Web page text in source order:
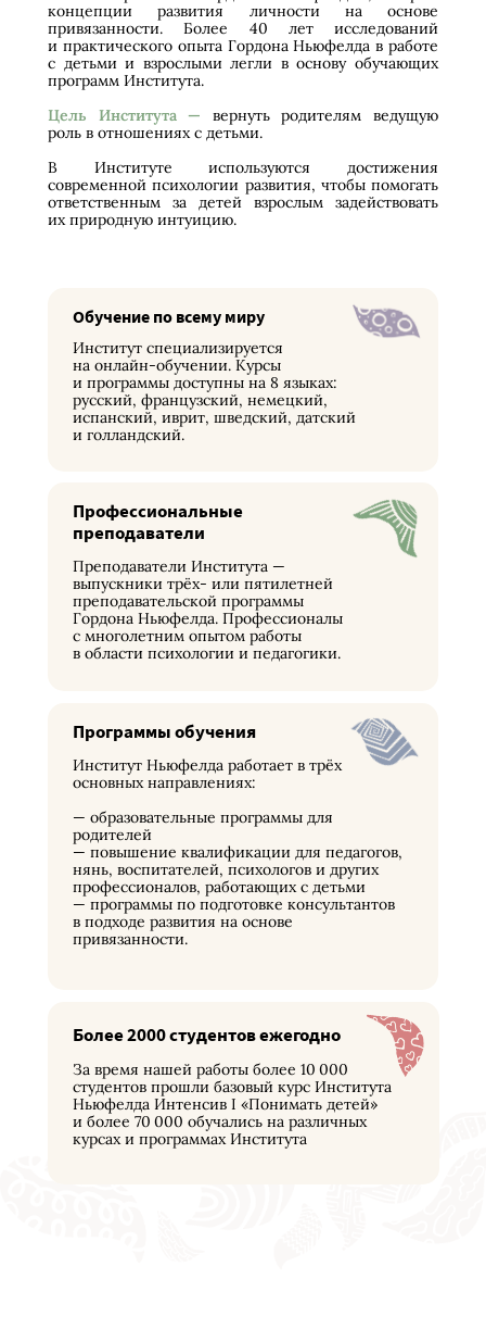
концепции развития личности на основе
привязанности. Более 40 лет исследований
и практического опыта Гордона Ньюфелда в работе
с детьми и взрослыми легли в основу обучающих
программ Института.
Цель Института —
вернуть родителям ведущую
роль в отношениях с детьми.
В Институте используются достижения
современной психологии развития, чтобы помогать
ответственным за детей взрослым задействовать
их природную интуицию.
Обучение по всему миру
Институт специализируется
на онлайн-обучении. Курсы
и программы доступны на 8 языках:
русский, французский, немецкий,
испанский, иврит, шведский, датский
и голландский.
Профессиональные
преподаватели
Преподаватели Института —
выпускники трёх- или пятилетней
преподавательской программы
Гордона Ньюфелда. Профессионалы
с многолетним опытом работы
в области психологии и педагогики.
Программы обучения
Институт Ньюфелда работает в трёх
основных направлениях:
— образовательные программы для
родителей
— повышение квалификации для педагогов,
нянь, воспитателей, психологов и других
профессионалов, работающих с детьми
— программы по подготовке консультантов
в подходе развития на основе
привязанности.
Более 2000 студентов ежегодно
За время нашей работы более 10 000
студентов прошли базовый курс Института
Ньюфелда Интенсив I «Понимать детей»
и более 70 000 обучались на различных
курсах и программах Института